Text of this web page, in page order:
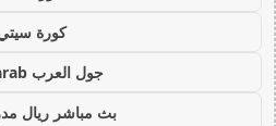
كورة
جول العرب goalarab
بث مباشر ريال